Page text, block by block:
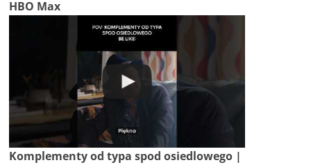
HBO Max
Komplementy od typa spod osiedlowego |